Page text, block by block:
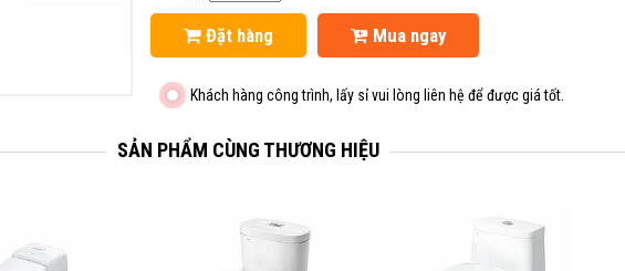
Đặt hàng Mua ngay
Khách hàng công trình, lấy sỉ vui lòng liên hệ để được giá tốt.
SẢN PHẨM CÙNG THƯƠNG HIỆU